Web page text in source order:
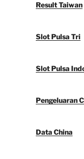
Result Taiwan
Slot Pulsa Tri
Slot Pulsa
Pengeluaran
Data China